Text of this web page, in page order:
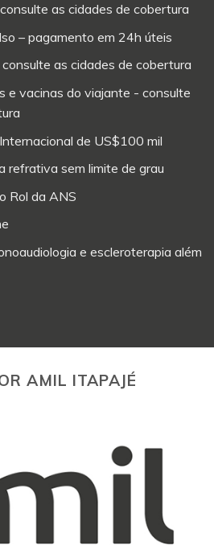
as cidades de cobertura
– pagamento em 24h úteis
as cidades de cobertura
e vacinas do viajante - consulte
de US$100 mil
refrativa sem limite de grau
Rol da ANS
e escleroterapia além
AMIL ITAPAJÉ